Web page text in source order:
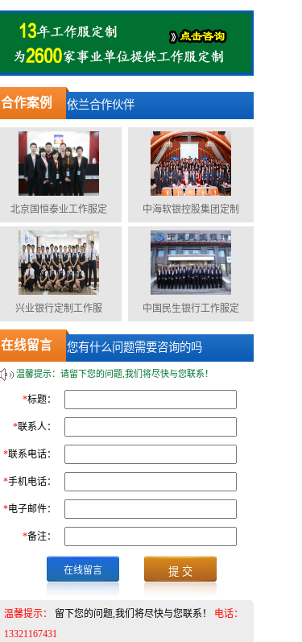
合作案例 依兰合作伙伴
北京国恒泰业工作服定 中海软银控股集团定制
兴业银行定制工作服 中国民生银行工作服定
在线留言 您有什么问题需要咨询的吗
温馨提示：请留下您的问题,我们将尽快与您联系！
*标题：
*联系人：
*联系电话：
*手机电话：
*电子邮件：
*备注：
在线留言
温馨提示： 留下您的问题,我们将尽快与您联系！
电话：
13321167431